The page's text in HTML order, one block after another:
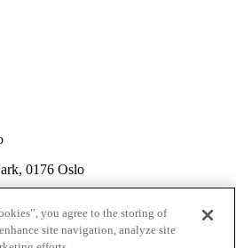
0176 Oslo
you agree to the storing of
site navigation, analyze site